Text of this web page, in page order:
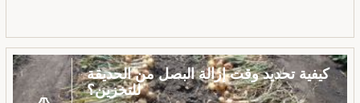
كيفية تحديد وقت إزالة البصل من الحديقة
للتخزين؟